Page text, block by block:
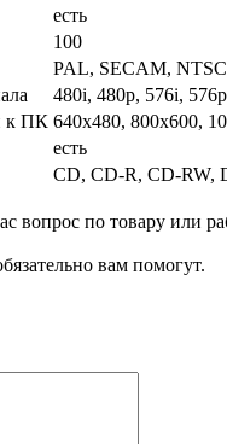
есть
100
PAL, SECAM, NTSC
480i, 480p, 576i,
к ПК 640x480, 800x600,
есть
CD, CD-R, CD-RW,
по товару или
вам помогут.